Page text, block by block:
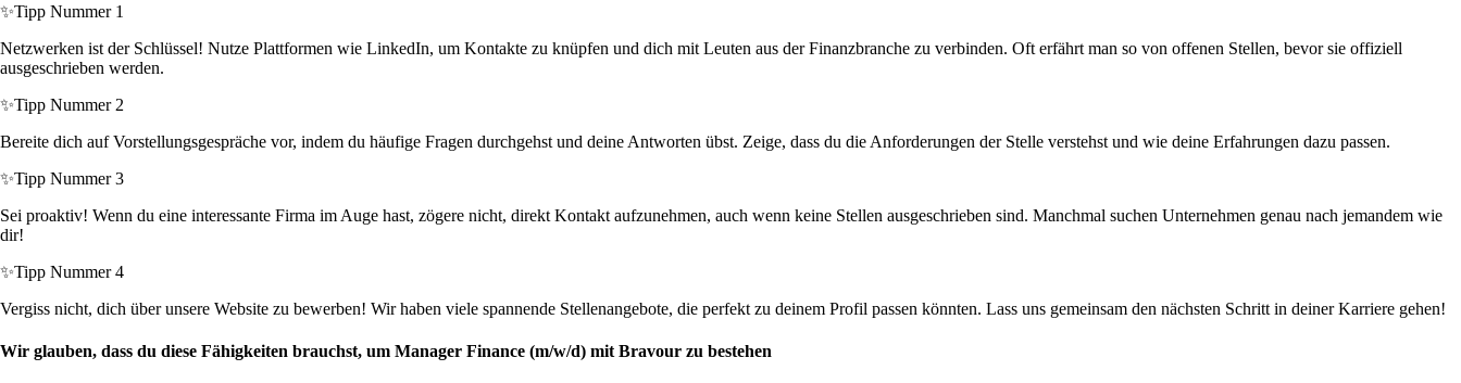
✨Tipp Nummer 1
Netzwerken ist der Schlüssel! Nutze Plattformen wie LinkedIn, um Kontakte zu knüpfen und dich mit Leuten aus der Finanzbranche zu verbinden. Oft erfährt man so von offenen Stellen, bevor sie offiziell
ausgeschrieben werden.
✨Tipp Nummer 2
Bereite dich auf Vorstellungsgespräche vor, indem du häufige Fragen durchgehst und deine Antworten übst. Zeige, dass du die Anforderungen der Stelle verstehst und wie deine Erfahrungen dazu passen.
✨Tipp Nummer 3
Sei proaktiv! Wenn du eine interessante Firma im Auge hast, zögere nicht, direkt Kontakt aufzunehmen, auch wenn keine Stellen ausgeschrieben sind. Manchmal suchen Unternehmen genau nach jemandem wie
dir!
✨Tipp Nummer 4
Vergiss nicht, dich über unsere Website zu bewerben! Wir haben viele spannende Stellenangebote, die perfekt zu deinem Profil passen könnten. Lass uns gemeinsam den nächsten Schritt in deiner Karriere gehen!
Wir glauben, dass du diese Fähigkeiten brauchst, um Manager Finance (m/w/d) mit Bravour zu bestehen